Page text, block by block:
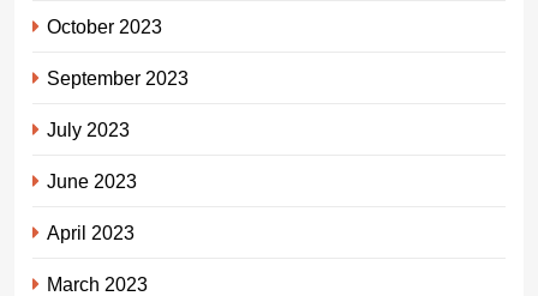
October 2023
September 2023
July 2023
June 2023
April 2023
March 2023